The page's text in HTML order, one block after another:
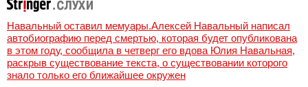
Навальный оставил мемуары.Алексей Навальный написал
автобиографию перед смертью, которая будет опубликована
в этом году, сообщила в четверг его вдова Юлия Навальная,
раскрыв существование текста, о существовании которого
знало только его ближайшее окружен